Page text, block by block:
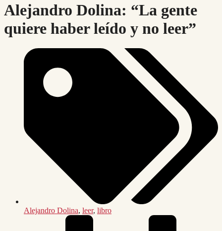
Alejandro Dolina: “La gente
quiere haber leído y no leer”
Alejandro Dolina, leer, libro